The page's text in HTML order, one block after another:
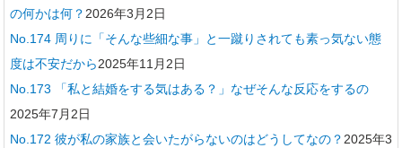
の何かは何？ 2026年3月2日
No.174 周りに「そんな些細な事」と一蹴りされても素っ気ない態
度は不安だから2025年11月2日
No.173 「私と結婚をする気はある？」なぜそんな反応をするの
2025年7月2日
No.172 彼が私の家族と会いたがらないのはどうしてなの？ 2025年3